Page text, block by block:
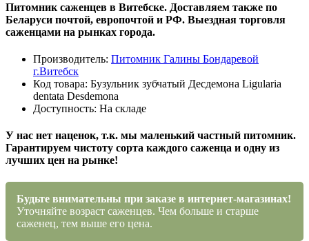
Питомник саженцев в Витебске. Доставляем также по
Беларуси почтой, европочтой и РФ. Выездная торговля
саженцами на рынках города.
Производитель: Питомник Галины Бондаревой
г.Витебск
Код товара: Бузульник зубчатый Десдемона Ligularia
dentata Desdemona
Доступность: На складе
У нас нет наценок, т.к. мы маленький частный питомник.
Гарантируем чистоту сорта каждого саженца и одну из
лучших цен на рынке!
Будьте внимательны при заказе в интернет-магазинах!
Уточняйте возраст саженцев. Чем больше и старше
саженец, тем выше его цена.